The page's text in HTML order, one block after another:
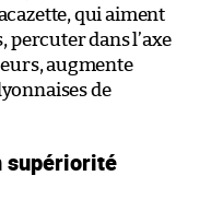
qui aiment
percuter dans l’axe
augmente
de
supériorité